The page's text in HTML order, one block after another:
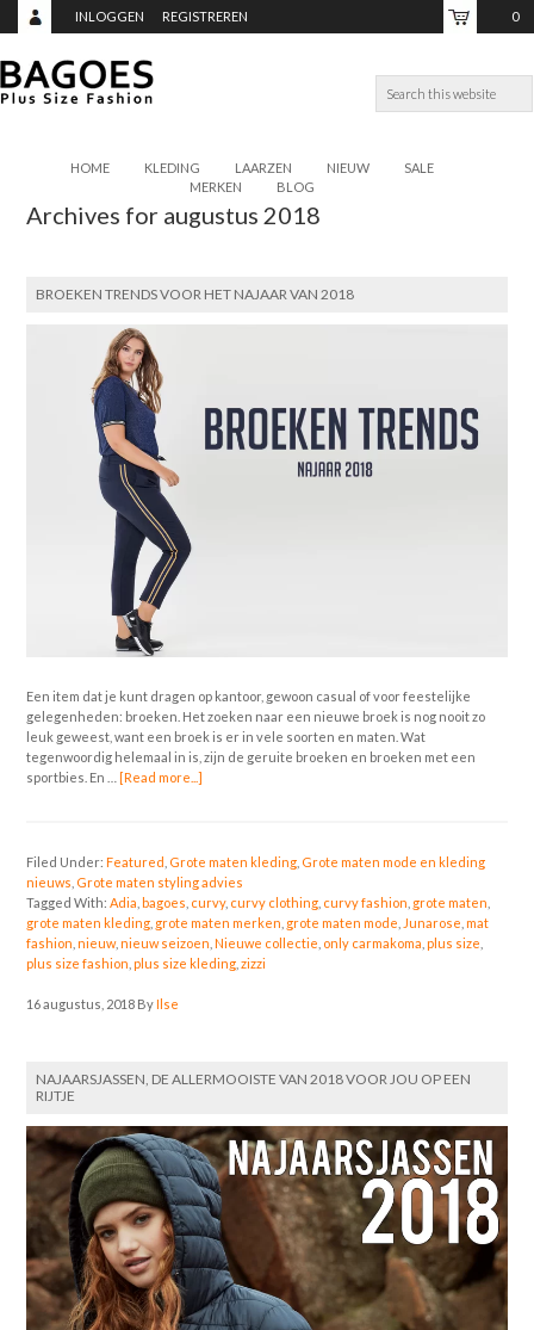
INLOGGEN REGISTREREN 0
€0,00
HOME KLEDING LAARZEN NIEUW
SALE
MERKEN
BLOG
Archives for augustus 2018
BROEKEN TRENDS VOOR HET NAJAAR VAN 2018
Een item dat je kunt dragen op kantoor, gewoon casual of voor feestelijke
gelegenheden: broeken. Het zoeken naar een nieuwe broek is nog nooit zo
leuk geweest, want een broek is er in vele soorten en maten. Wat
tegenwoordig helemaal in is, zijn de geruite broeken en broeken met een
sportbies. En …
[Read more...]
Filed Under:Featured Grote maten kleding Grote maten mode en kleding
nieuws Grote maten styling advies
Tagged With:Adia bagoes curvy, curvy clothing curvy fashion grote maten
grote maten kleding grote maten merken grote maten mode Junarose ,mat
fashion ,nieuw,nieuw seizoen ,Nieuwe collectie only carmakoma ,plus size
plus size fashion ,plus size kleding ,zizzi
16 augustus, 2018 ByIlse
NAJAARSJASSEN, DE ALLERMOOISTE VAN 2018 VOOR JOU OP EEN
RIJTJE